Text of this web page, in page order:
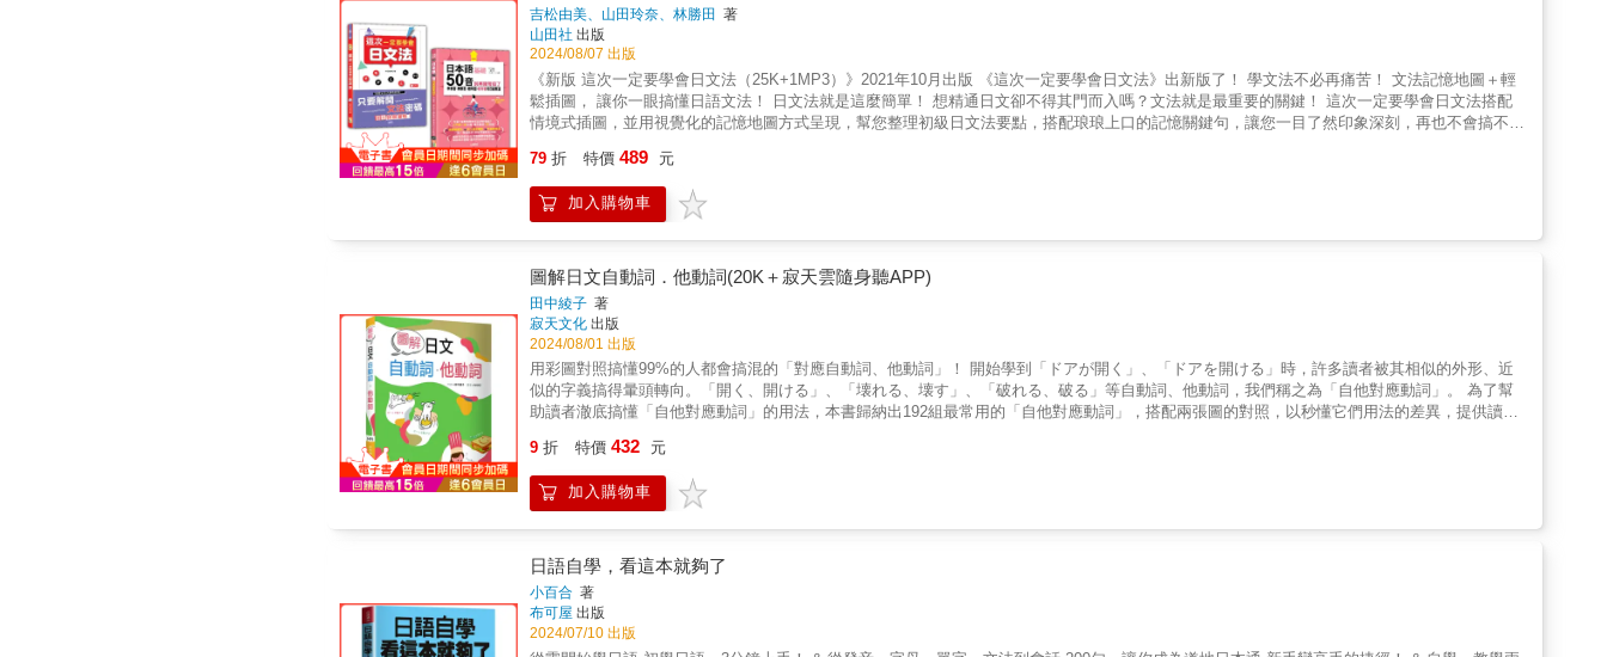
片的「Youtor App（內含VRP虛擬點讀筆）」［「VRP虛擬點讀筆」App及網頁版介紹］為了方便讀者更方便使用本書，特別開發「VRP虛擬點讀
筆」（Virtual Reading Pen）App及網頁版雙版本，幫助讀者有效率地讀取本書相關的音檔或影片。■ 線上下載「Youtor App」（內含VRP虛擬點
讀筆）1. 在哪裡下載「VRP虛擬點讀筆」？（1）讀者可以掃描書中的QR Code連結，或是於App商城搜尋「Youtor App」下載即可。2. 為什麼會
有「VRP虛擬點讀筆」？（1）以往讀者購買語言學習工具書時，為了要聽隨書附贈的音檔，總是要拿出已經很少在用的CD播放器或利用電腦轉存
音檔到手機來使用，耗時又不方便。（2）坊間當然也有推出「點讀筆」來改善此種學習上的不方便，但是一支筆加一本書往往就要二、三千元，
且各家點讀筆又不相容，CP值真的很低。（3）後來雖然有了利用QR Code掃描下載檔案至手機來聽取音檔的方式，但手機不僅必須要一直處在上
了「VRP虛擬點讀筆」，並獲得專利，希望這個輔助學習的工具，能讓讀者不僅不用再額外花錢，且使用率和相容性也是史上最高。3. 「VRP虛
擬點讀筆」就是這麼方便！（1）讀者只要透過書中的QR Code連結，就能立即下載「Youtor App」。（僅限iPhone和Android二種系統手機）
（2）下載完成後，可至App目錄中搜尋需要的音檔或直接掃描內頁QR Code，將音檔一次從雲端下載至手機使用。（3）當音檔已完成下載後，讀
點讀筆更好用，具有定時播放、背景播放的功能，也可以自動換頁或是手動點選想要的頁數，聆聽該頁音檔。（6）如果讀者擔心音檔下載後太佔
手機空間，也可以隨時刪除音檔，下次需要使用時再下載。購買本公司書籍的讀者等於有一個雲端的CD櫃可隨時使用。（7）詳細使用及操作方法
請見書中使用說明。■ 線上使用「VRP虛擬點讀筆」網頁版1. 在哪裡使用「VRP虛擬點讀筆」網頁版？（1）讀者只要打開網址
（https://webvrp.17buy.com.tw）註冊／登入會員即可。2. 為什麼會有「VRP虛擬點讀筆」網頁版？（1）「Youtor App」（內含VRP虛擬點讀
筆）已提供讀者方便又有效率的音檔聽取方式。而為了滿足讀者需求，提供讀者更多元、更便捷的學習途徑，特別開發「VRP虛擬點讀筆」網頁
版。（2）透過「VRP虛擬點讀筆」網頁版，讀者可以線上聽取音檔，進行學習。3. 如何使用「VRP虛擬點讀筆」網頁版？（1）讀者登入會員
後，只要輸入書名或ISBN檢索書籍，點選書籍進入音檔的播放頁面。（2）根據書中內容正確回答隨機出現的2個問題，完成答題認證，立即開通
會員限定功能，就能線上讀取本書的所有音檔。如書中有搭配學習影片，也可以線上觀看影片。（3）「VRP虛擬點讀筆」網頁版就像是點讀筆一
樣好用，可以調整播放速度（0.8-1.2倍速），加強聽力練習。也可以自動換頁或是手動點選想要的頁數，聆聽該頁音檔。（4）如果關掉網頁後，
站會自行登出帳戶，需再次登入，並完成題目驗證後使用。（6）詳細使用及操作方法請見書中使用說明。※本書未提供光碟燒錄服務。※雖然我
們努力做到完美，但也有可能因為手機的系統版本和「Youtor App」不相容導致無法安裝，在此必須和讀者說聲抱歉，若無法正常使用，請與本公
司聯繫，由專人為您服務。
語超能力！ 準備好接受挑戰了嗎？這本書不僅是N5自學者的好夥伴，更是日檢考試的終極武器！每一道精心設計的模擬試題，都像是在測試您的
潛藏超能力，看看您是否能解鎖新的日語技能。提前體驗考試形式，熟悉日檢的節奏感，考場不再是那個讓人膽戰心驚的地方，而是您大展拳腳的
舞台！這本書就像是一條黃金鋪好的日語之路，幫助您一路通關，順利拿下日語合格證書，成為日檢界的王者！ ★ 東京口音大模仿——跟著
日籍教師大聲念，秒變地道發音！ 您還在苦惱自己的日語發音帶著「奇妙」的腔調嗎？別擔心，這本書附贈了專業日籍教師錄製的標準東京腔音
頻，只需掃一下QR Code，隨時隨地都能開啟高效的日語課程！跟著老師大聲朗讀，您不僅會發現自己的日語口音越來越「正宗」，還會自信滿
格，輕鬆培養出敏銳的日文語感和發音能力，一邊記憶，一邊練口說，真正做到一舉兩得！無論您是自學大神、考試狂人，還是對日本文化充滿熱
有趣又高效，進步看得見！別再猶豫了！ 與這本書一起踏上語言探險之旅，它絕對會成為您在日語世界中無敵的夥伴，助您登上日語巔峰，無所
不能！
密：學完五十音，接著要會的127個文法》用Q&A的方式，直擊文法核心概念！這些你問日本朋友，他們也不見得回答得出來的問題，本書不藏私
地全部為你詳細剖析！▍問題1 「そこで」和「それで」差一個字差多少？「そこで」指說話者對於前述的情境或狀態，要如何動作，要採取什麼
行動，因此後面會接意志性動詞。重點放在後面的「行動」。「それで」因為前述的原因，而導致後面出現的狀況。重點放在前述的「原因、理
由」。（更多學習內容請見Chapter 1【第2組 そこで／それで／すると】）▍問題2 「または」和「あるいは」都是「或者」的意思，你有想過
差別是什麼嗎？「または」從兩件或兩件以上的事物中擇一，無論選擇哪一個都可以，強調選項的差異性。「あるいは」從選項中擇一時使用，經
常使用於前後內容的屬性或句子表現較為類似時。（更多學習內容請見Chapter 1【第7組 または／もしくは ／あるいは ／ないし／それとも／
はたまた】）▍問題3 用「～が上手です」沒問題，但用「～はです」就要小心？兩個句子都是稱讚對方日文很好，但如果用「～はです」，言外
「すみません」有禮貌嗎？「すみません」字面上的意思是「不會結束」，意味著之後會有下一步的賠償或賠罪的動作。「ごめんなさい」字面上
是「請原諒」的意思，也就是單純請求原諒，言下之意即為事情到此結束。（更多學習內容請見Chapter 4【第1組 すみません／ごめんなさい／
しありません】 ）■ 化繁為簡，無痛建立日文文法的邏輯！連日本人都感到棘手的文法，經由黃彥馨Hikko老師簡化複雜的文法說明，用圖解與表
從日常生活，到留學就職，一書在手，一次搞定！【使用說明】學好文法的關鍵，就是從「問題下手」！用Q&A的方式，直擊文法核心概念！這
些你問日本朋友，他們也不見得回答得出來的問題，本書不藏私地全部為你詳細剖析！Point 1 四大章節系統解析 本書共分成4大章節，首先在
「接續詞篇」學會正確日語應用，接著在「名詞篇」理解日文的細微差異，然後在「敬詞篇」習得日語的得體表現，最後在「其他篇」綜合學習，
全面提升讀者的語言運用能力和表達技巧。Point 2 文法對照檢定級數每一組文法、每一個文型都依據日文檢定（JLPT）程度標示級數分類，讓學
習者清楚了解文法的難易程度，並掌握該文法在不同檢定等級中的重要性，方便學習者聚焦學習，並能夠針對重點準備考試。Point 3 詳細解釋複
雜概念以平易近人的文字解釋複雜的文法概念，無論初學者或進階學習者，都能輕鬆讀懂、掌握重點，讓學習日文文法變得更加容易。Point 4 例
句輔助理解文法每組文法條目都附有多個例句，幫助學習者在具體語境中理解使用方法。作者精心撰寫的例句皆貼近日常生活，使學習內容更貼近
日文聽力跟口說能力，使學習者在學習文法的同時提升聽說能力。※本書不提供光碟及音檔下載。※音檔可離線聽取。Point 6 補充說明消除盲點
學完文法之後，可參閱「TIPS 補充說明」單元，作者針對學習疑難和盲點詳盡解說，確保學習者學習過程中不會遺漏任何重要細節。Point 7 專
欄釐清混淆概念絕對不能忽略的「專欄」，比較解析易混淆的文法概念，徹底釐清各種用法異同，讓學習更有效率，迅速掌握文法重點。Point 8
App商城搜尋「Youtor App」下載即可。2. 為什麼會有「VRP虛擬點讀筆」？（1）以往讀者購買語言學習工具書時，為了要聽隨書附贈的音檔，
總是要拿出已經很少在用的CD播放器或利用電腦，又或是轉存到手機來使用，耗時又不方便。（2）坊間當然也有推出「點讀筆」來改善此種學習
上的不方便，但是一支筆加一本書往往就要二、三千元，且各家點讀筆又不相容，CP值真的很低。（3）後來雖然有了利用QR Code掃描下載檔案
至手機來聽取音檔的方式，但手機不僅必須要一直處在上網的狀態，且從掃描到聽取音檔的時間往往要花個5秒以上，很令人氣結。（4）因此，
我們為了同時解決讀者以上三種困擾，特別領先全球開發了「VRP虛擬點讀筆」，並獲得專利，希望這個輔助學習的工具，能讓讀者不僅不用再
吉松由美、山田玲奈、林勝田 著
山田社 出版
2024/08/07 出版
《新版 這次一定要學會日文法（25K+1MP3）》2021年10月出版 《這次一定要學會日文法》出新版了！ 學文法不必再痛苦！ 文法記憶地圖＋輕
鬆插圖， 讓你一眼搞懂日語文法！ 日文法就是這麼簡單！ 想精通日文卻不得其門而入嗎？文法就是最重要的關鍵！ 這次一定要學會日文法搭配
情境式插圖，並用視覺化的記憶地圖方式呈現，幫您整理初級日文法要點，搭配琅琅上口的記憶關鍵句，讓您一目了然印象深刻，再也不會搞不懂
特色 &rarr;文法重點記憶地圖，讓您一眼看穿文法的秘密 本書利用視覺記憶方式，將文法、接續、意思，搭配琅琅上口的關鍵句，整理成一張記
憶地圖。為的就是紮實您對文法的記憶，讓您在關鍵時刻，也能輕鬆說出漂亮的日語。 &rarr;情境式插圖，學文法更有畫面 135張趣味插圖搭配文
法例句，讓人會心一笑，加深學習印象，讓您感覺學文法也可以這麼有趣！想忘記都很難！ &rarr;多元例句，掌握文法更徹底 只要瞭解日語的
型應用，一次涵蓋所有學習重點，省去找書的麻煩。 無論是初學日語文法，或是學過日語文法，但總覺得不理想的您，我們都可以幫您一舉破解
基礎文法上的難關；我們也提供全方位的學習，搭配加碼收錄的朗讀MP3，讓您熟悉專業日籍老師的語調與速度，不止文法，聽力也up！up！一
網打盡。學習日文法必備利器，您一定不能錯過這次一定要學會日文法！ 《日本語50音別再鬧彆扭了：學發音、練假名、趣味圖，最有梗的日語
教室（25K＋QR碼線上音檔＋MP3）》2023年1月出版 「什麼！？沒有老師也可以學好50音？」 一點都沒錯！ 這就是您專屬的第一本50音！ 最
厲害的人都這樣學！ 最有梗的日語教室！ 效率超越面對面聽講！ 不用出門，在家練功就可成為日語達人！ 100%聽說讀寫全方位細細教學： ⅴ
搞笑插畫學發音，有趣到讓你停不下來 。 ⅴ 有圖、有照片，真人發音嘴型搭配剖面圖，瞬間學會標準發音。 ⅴ 單字「字首、字尾、字中」學習
法，完全掌握念法。 ⅴ 讓相近發音比比看，救救彆扭的發音，讓讀音更清晰。 ⅴ 生活例句＋繞口令，有印象、用得到，立刻學會各種發音科學
原理。 ⅴ 一筆一畫假名教學，讓您寫得漂亮，並挖掘大腦的潛力，記得牢。 擁有好的基礎，就是成功的一半。 零基礎、沒有老師沒關係，選好
書，自學也可以學出好發音，奠定未來口說及聽力基礎！ 本書特色 1. Kuso插畫學發音，圖像記憶超容易！ 本書善用大腦對於圖像記憶的敏感
視圖，真人示範超好學！ 我們不僅為您附上剖面的「口中透視圖」，告訴您舌頭怎麼擺、吐氣怎麼吐&hellip;這種基本款之外，每個假名都還附上
真人拍攝的「嘴形圖」，讓您裡應外合、從裡到外透視日語發音的「嘴上秘密」！就像老師站在您面前，您可以按照自己的學習速度，想要看幾遍
就看幾遍，不用擔心不好意思。另外配合文字說明的「發音絕技」，既可以身體力行又獲得詳細說明，雙管齊下，效果加倍！ 3. 單字例句全列
舉，內容紮實超豐富！ 精選每一個假名最常用也最實用的基礎單字，讓您利用假名學習單字，同時利用單字記憶假名，雙向學習、雙倍效果，效
率好的讓您吃了不止一驚！並採用獨創「字首、字尾、字中」學習法，假名分別出現在單字前中後的位置，可以讓您默默將50音假名內化，同時
延伸學習觸角，深化記憶效益，讓耳朵越聽越敏銳。 書中也列舉相關單字的例句，讓您在初學階段就一步一步培養閱讀與理解能力，日後學習文
法與句型時，自然能像母語一般脫口而出，一點都不費半點力氣！ 4. 嘴上體操繞口令，練習發音超有趣！ 每個假名都有一句繞口令，自己唸或和
朋友練，簡直超級爆笑，多唸幾次都不嫌煩。您新學乍練就更應該立刻挑戰一下自己！利用剛剛才學會的50音發音技巧，試試看進階的繞口令發
79 折 特價 489 元
加入購物車
圖解日文自動詞．他動詞(20K＋寂天雲隨身聽APP)
田中綾子 著
寂天文化 出版
2024/08/01 出版
用彩圖對照搞懂99%的人都會搞混的「對應自動詞、他動詞」！ 開始學到「ドアが開く」、「ドアを開ける」時，許多讀者被其相似的外形、近
似的字義搞得暈頭轉向。「開く、開ける」、「壊れる、壊す」、「破れる、破る」等自動詞、他動詞，我們稱之為「自他對應動詞」。 為了幫
助讀者澈底搞懂「自他對應動詞」的用法，本書歸納出192組最常用的「自他對應動詞」，搭配兩張圖的對照，以秒懂它們用法的差異，提供讀者
1.&&& 「-aる／？型」&&&&&& &rarr;自-aる／他-eる&hellip; 2.&&& 「-れる／？型（&ne;す）」 &rarr;自-れる／他-る・他-u&hellip; 3.&&& 「？
／-su型」&&&&&&& &rarr;自-れる／他-す&hellip; 4.&&& 「その他」&&&&&&&&&&& &rarr;自-u・自-る／他-eる&hellip; 按此規則順序學習自動
詞、他動詞，可以達到事半功倍的效果。 ・圖像學習法：在每一組動詞都搭配彩圖對照，點出每組自動詞、他動詞的關鍵差異。如：「温度が上
書中列舉的例句儘量多樣化，讀者可以學到更豐富而實用的用法。 ・練習題：每組Group的後面穿插練習題。練習題以會話方式呈現，藉此讀者可
以擬真體驗自動詞、他動詞實際的使用實況，確認自己是否已經確實掌握自動詞、他動詞的真髓。這樣一來即使沒有老師的引導，也可以獲得很好
的學習效果。 ・有聲MP3：收錄每組自動詞、他動詞的重要例句，可以聆聽MP3，利用二遍式學習法，用聽的背單字。 第一遍，抓出自己陌生的
字彙。 接著翻書看文字加深印象，緊接著聽第二遍。 第二遍，全方位再聽一次，內容就絕不忘記！ 在進入重點的192組常用的「自他對應動詞」
之前，本書還規劃了三個單元，循序漸進地引導讀者深入了解自動詞、他動詞： 第一單元：以一問一答的「Ｑ＆Ａ」方式，一一介紹自動詞・他
9 折 特價 432 元
加入購物車
日語自學，看這本就夠了
小百合 著
布可屋 出版
2024/07/10 出版